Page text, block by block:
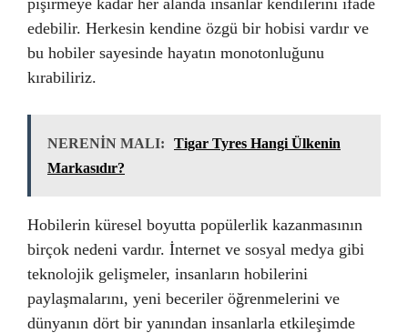
pişirmeye kadar her alanda insanlar kendilerini ifade
edebilir. Herkesin kendine özgü bir hobisi vardır ve
bu hobiler sayesinde hayatın monotonluğunu
kırabiliriz.
NERENİN MALI:
Tigar Tyres Hangi Ülkenin
Markasıdır?
Hobilerin küresel boyutta popülerlik kazanmasının
birçok nedeni vardır. İnternet ve sosyal medya gibi
teknolojik gelişmeler, insanların hobilerini
paylaşmalarını, yeni beceriler öğrenmelerini ve
dünyanın dört bir yanından insanlarla etkileşimde